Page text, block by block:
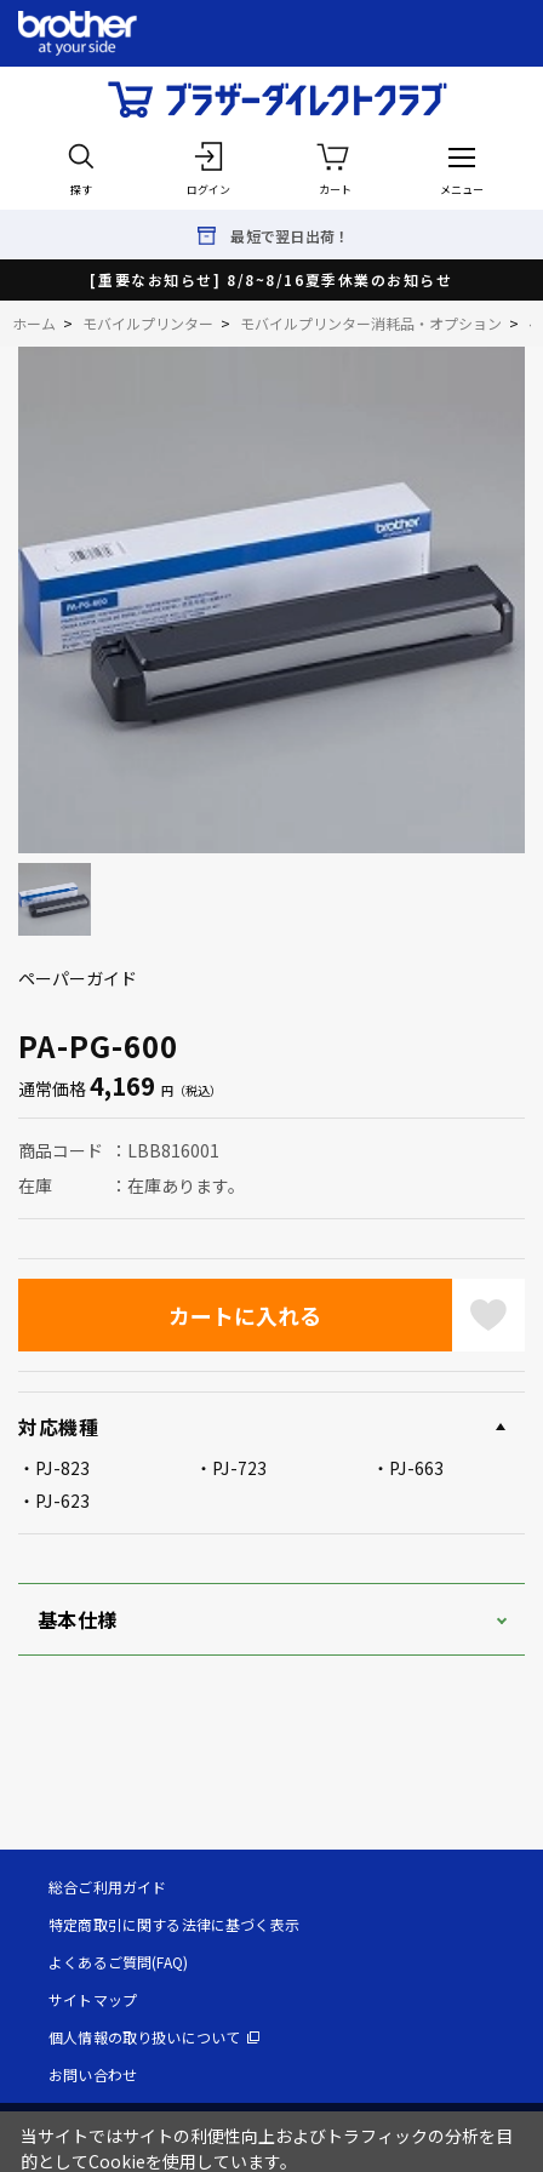
探す ログイン カート メニュー
最短で翌日出荷！
[重要なお知らせ] 8/8~8/16夏季休業のお知らせ
ホーム > モバイルプリンター > モバイルプリンター消耗品・オプション >
PA-PG-600
ペーパーガイド
通常価格4,169
商品コード
LBB816001
在庫
在庫あります。
対応機種
PJ-823 PJ-723
PJ-663
PJ-623
基本仕様
総合ご利用ガイド
特定商取引に関する法律に基づく表示
よくあるご質問(FAQ)
サイトマップ
個人情報の取り扱いについて
お問い合わせ
当サイトではサイトの利便性向上およびトラフィックの分析を目
的としてCookieを使用しています。